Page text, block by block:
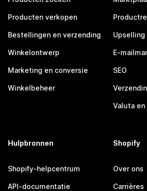
Producten verkopen
Bestellingen en verzending
Winkelontwerp
Marketing en conversie
Winkelbeheer
Upselling
E-
SEO
Valuta
Hulpbronnen
Shopify-helpcentrum
API-documentatie
Shopify
Over ons
Carrières